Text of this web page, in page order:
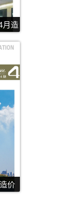
月造
价